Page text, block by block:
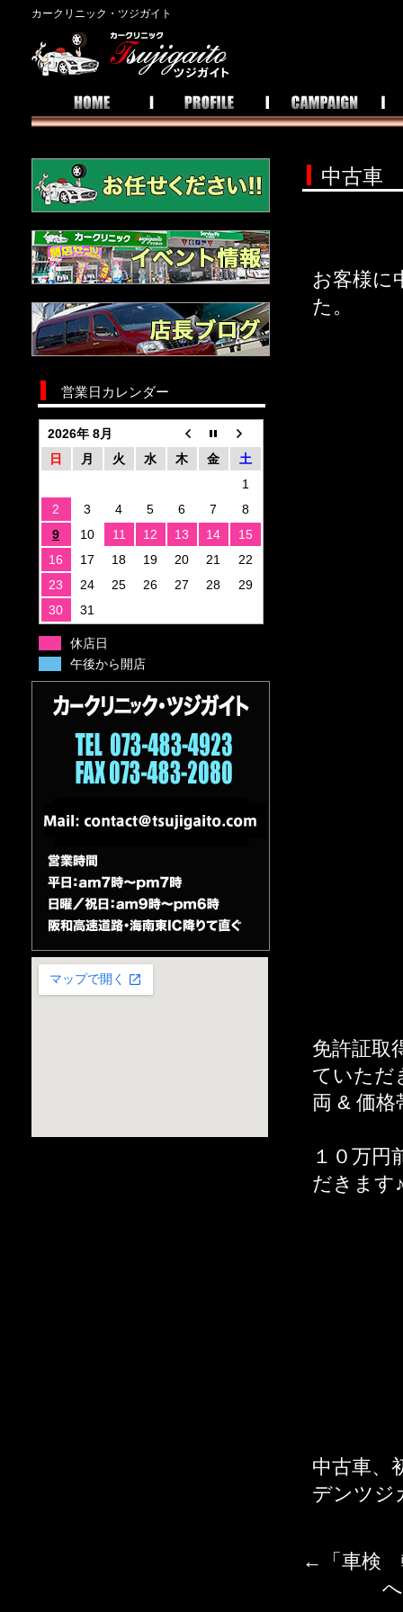
カークリニック・ツジガイト
中古車
お客様に
た。
免許証取
ていただ
両 & 価格
１０万円
だきます
中古車、
デンツジ
←「 車検
営業日カレンダー
2026年 8月
日
月 火 水 木 金
土
1
2
3 4 5 6 7
8
9
10 11 12 13 14
15
16
17 18 19 20 21
22
23
24 25 26 27 28
29
30
31
休店日
午後から開店